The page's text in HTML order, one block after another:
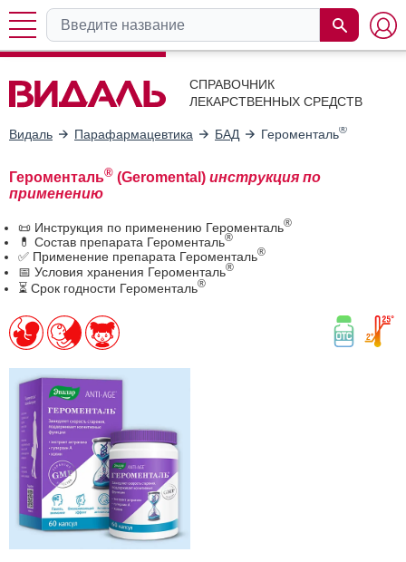
СПРАВОЧНИК
ЛЕКАРСТВЕННЫХ СРЕДСТВ
Видаль Парафармацевтика БАД Героменталь®
Героменталь® (Geromental) инструкция по
применению
📜 Инструкция по применению Героменталь®
💊 Состав препарата Героменталь®
✅ Применение препарата Героменталь®
📅 Условия хранения Героменталь®
⏳ Срок годности Героменталь®